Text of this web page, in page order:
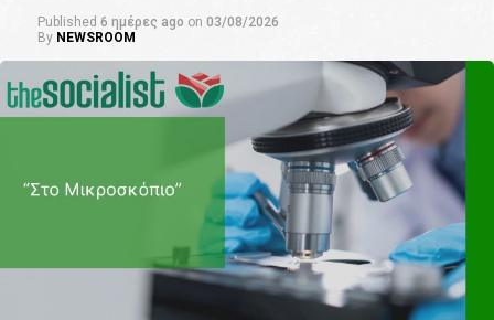
Published 6 ημέρες ago on 03/08/2026
By NEWSROOM